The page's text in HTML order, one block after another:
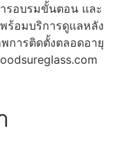
รอบรมขั้นตอน และ
ร้อมบริการดูแลหลัง
การติดตั้งตลอดอายุ